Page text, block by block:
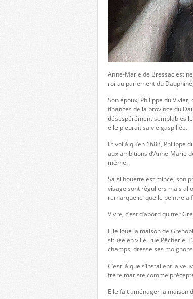
Anne-Marie de Bressac est
roi au parlement du
Son époux, Philippe du
finances de la province du
désespérément semblables
elle pleurait sa vie gaspillée.
Et voilà qu’en 1683, Philippe
aux ambitions d’Anne-Marie
même.
Sa silhouette est mince, son
visage sont réguliers mais
remarque ici que le peintre
Vivre, c’est d’abord quitter
Elle loue la maison de
située en ville, rue Pêcherie.
champs, dresse ses
C’est là que s’installent la
frère mariste comme
Elle fait aménager la maison